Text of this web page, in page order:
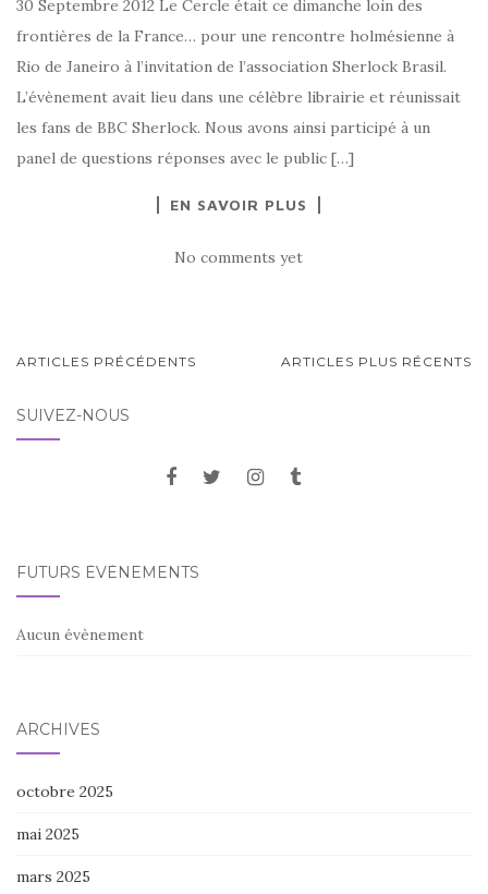
30 Septembre 2012 Le Cercle était ce dimanche loin des
frontières de la France… pour une rencontre holmésienne à
Rio de Janeiro à l’invitation de l’association Sherlock Brasil.
L’évènement avait lieu dans une célèbre librairie et réunissait
les fans de BBC Sherlock. Nous avons ainsi participé à un
panel de questions réponses avec le public […]
EN SAVOIR PLUS
No comments yet
ARTICLES PRÉCÉDENTS ARTICLES PLUS RÉCENTS
SUIVEZ-NOUS
FUTURS ÉVÈNEMENTS
Aucun évènement
ARCHIVES
octobre 2025
mai 2025
mars 2025